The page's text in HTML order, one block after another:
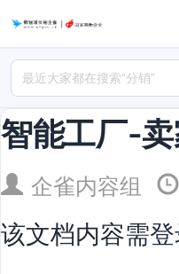
智能工厂-
企雀内容组
该文档内容需